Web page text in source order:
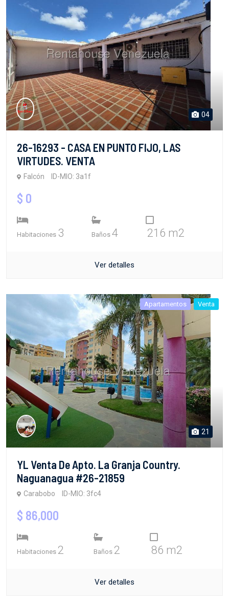
04
26-16293 - CASA EN PUNTO FIJO, LAS
VIRTUDES. VENTA
Falcón ID-MIO: 3a1f
$ 0
Habitaciones 3 Baños 4 216 m2
Ver detalles
Apartamentos Venta
21
YL Venta De Apto. La Granja Country.
Naguanagua #26-21859
Carabobo ID-MIO: 3fc4
$ 86,000
Habitaciones 2 Baños 2 86 m2
Ver detalles